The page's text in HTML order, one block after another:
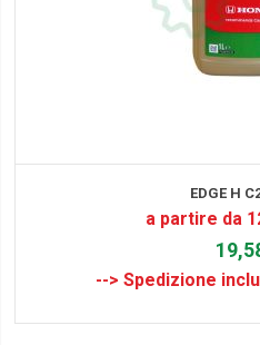
EDGE H
a partire da